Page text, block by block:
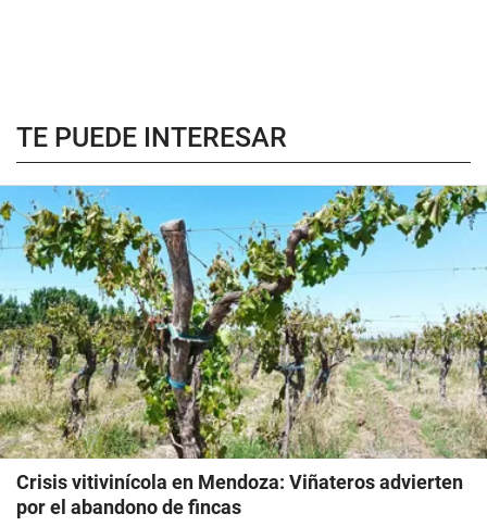
TE PUEDE INTERESAR
Crisis vitivinícola en Mendoza: Viñateros advierten
por el abandono de fincas